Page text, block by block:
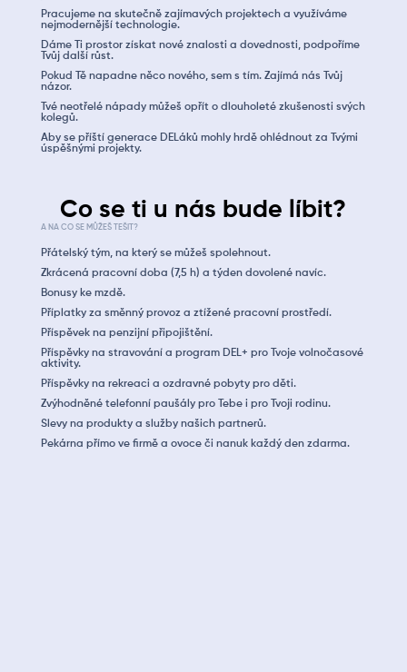
Pracujeme na skutečně zajímavých projektech a využíváme
nejmodernější technologie.
Dáme Ti prostor získat nové znalosti a dovednosti, podpoříme
Tvůj další růst.
Pokud Tě napadne něco nového, sem s tím. Zajímá nás Tvůj
názor.
Tvé neotřelé nápady můžeš opřít o dlouholeté zkušenosti svých
kolegů.
Aby se příští generace DELáků mohly hrdě ohlédnout za Tvými
úspěšnými projekty.
Co se ti u nás bude líbit?
A NA CO SE MŮŽEŠ TEŠIT?
Přátelský tým, na který se můžeš spolehnout.
Zkrácená pracovní doba (7,5 h) a týden dovolené navíc.
Bonusy ke mzdě.
Příplatky za směnný provoz a ztížené pracovní prostředí.
Příspěvek na penzijní připojištění.
Příspěvky na stravování a program DEL+ pro Tvoje volnočasové
aktivity.
Příspěvky na rekreaci a ozdravné pobyty pro děti.
Zvýhodněné telefonní paušály pro Tebe i pro Tvoji rodinu.
Slevy na produkty a služby našich partnerů.
Pekárna přímo ve firmě a ovoce či nanuk každý den zdarma.